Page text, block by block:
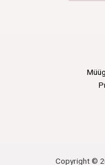
Copyright ©